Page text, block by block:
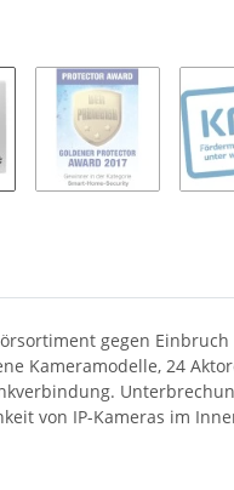
gegen
Kameramodelle, 24
von IP-Kameras im